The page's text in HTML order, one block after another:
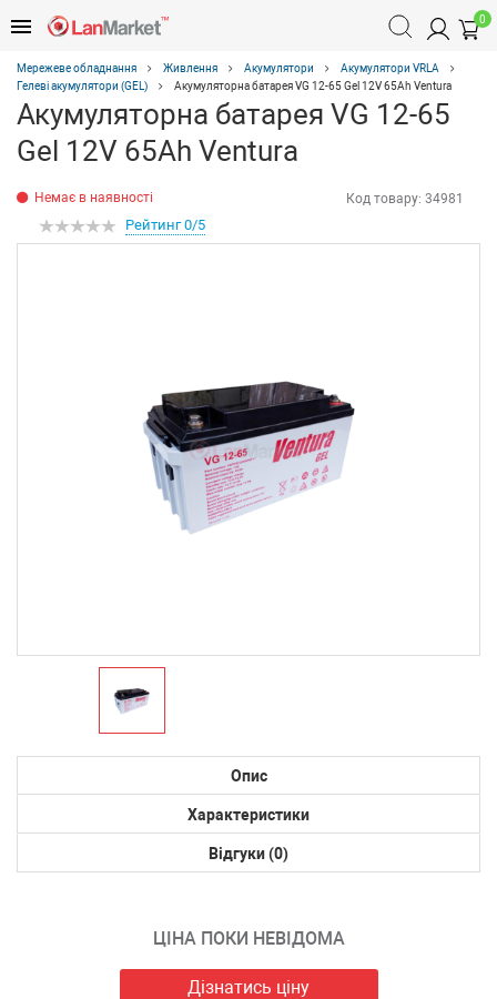
0
Мережеве обладнання Живлення Акумулятори
Акумулятори VRLA
Гелеві акумулятори (GEL)
Акумуляторна батарея VG 12-65 Gel 12V 65Ah Ventura
Акумуляторна батарея VG 12-65
Gel 12V 65Ah Ventura
Немає в наявності Код товару: 34981
Рейтинг 0/5
Опис
Характеристики
Відгуки (0)
ЦІНА ПОКИ НЕВІДОМА
Дізнатись ціну